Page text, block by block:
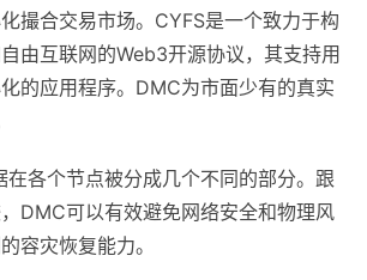
撮合交易市场。CYFS是一个致力于构
由互联网的Web3开源协议，其支持用
的应用程序。DMC为市面少有的真实
各个节点被分成几个不同的部分。跟
DMC可以有效避免网络安全和物理风
容灾恢复能力。